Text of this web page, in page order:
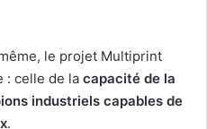
le projet Multiprint
: celle de la capacité de la
industriels capables de
.